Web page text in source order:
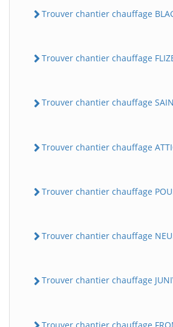
Trouver chantier chauffage
Trouver chantier chauffage
Trouver chantier chauffage
Trouver chantier chauffage
Trouver chantier chauffage
Trouver chantier chauffage
Trouver chantier chauffage
Trouver chantier chauffage